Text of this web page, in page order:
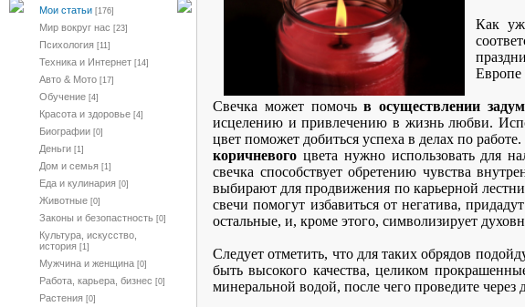
Мои статьи [176]
Мир вокруг нас [23]
Психология [11]
Техника и Интернет [14]
Авто & Мото [17]
Обучение [4]
Красота и здоровье [4]
Биографии [0]
Деньги [1]
Дом и семья [1]
Еда и кулинария [0]
Животные [0]
Законы и безопастность [0]
Культура, искусство,
история [1]
Мужчина и женщина [0]
Работа, карьера, бизнес [0]
Растения [0]
Как
Европе
Свечка может помочьв осуществлении
исцелению и привлечению в жизнь любви.
цвет поможет добиться успеха в делах по работе.
коричневого цвета нужно использовать для
свечка способствует обретению чувства
выбирают для продвижения по карьерной
свечи помогут избавиться от негатива,
остальные, и, кроме этого, символизирует
Следует отметить, что для таких обрядов
быть высокого качества, целиком
минеральной водой, после чего проведите